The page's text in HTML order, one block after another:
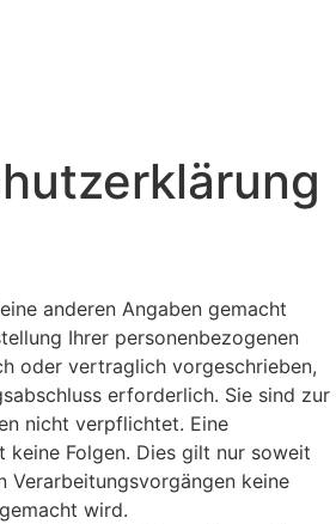
anderen Angaben gemacht
Ihrer personenbezogenen
oder vertraglich vorgeschrieben,
erforderlich. Sie sind zur
nicht verpflichtet. Eine
keine Folgen. Dies gilt nur soweit
Verarbeitungsvorgängen keine
wird.